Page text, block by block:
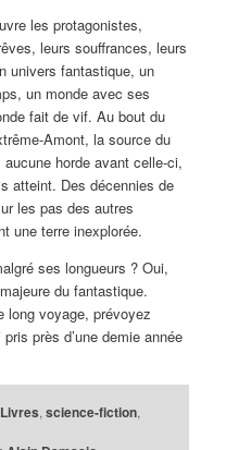
les protagonistes,
leurs souffrances, leurs
univers fantastique, un
un monde avec ses
fait de vif. Au bout du
Amont, la source du
horde avant celle-ci,
atteint. Des décennies de
les pas des autres
une terre inexplorée.
ses longueurs ? Oui,
du fantastique.
long voyage, prévoyez
près d’une demie année
Livres, science-fiction,